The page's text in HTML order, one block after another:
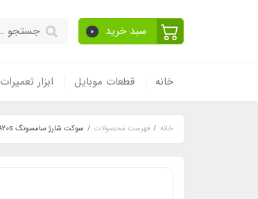
سبد خرید 0
خانه قطعات موبایل ابزار تعمیرات
خانه فهرست محصولات سوکت شارژ سامسونگ Samsung A20s